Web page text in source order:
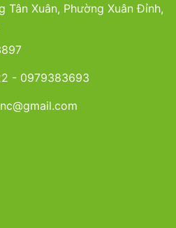
Xuân, Phường Xuân Đỉnh,
- 0979383693